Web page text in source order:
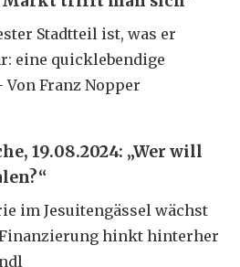
Stadtteil ist, was er
eine quicklebendige
Franz Nopper
19.08.2024: „Wer will
im Jesuitengässel wächst
hinkt hinterher